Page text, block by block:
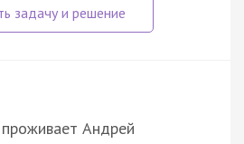
Андрей